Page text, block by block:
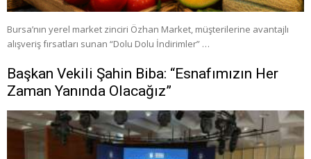
Bursa’nın yerel market zinciri Özhan Market, müşterilerine avantajlı
alışveriş fırsatları sunan “Dolu Dolu İndirimler” …
Başkan Vekili Şahin Biba: “Esnafımızın Her
Zaman Yanında Olacağız”